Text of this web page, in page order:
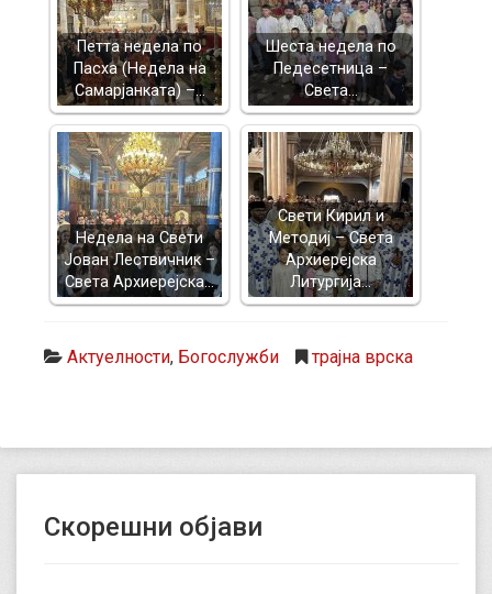
Петта недела по
Пасха (Недела на
Самарјанката) –…
Шеста недела по
Педесетница –
Света…
Недела на Свети
Јован Лествичник –
Света Архиерејска…
Свети Кирил и
Методиј – Света
Архиерејска
Литургија…
Актуелности, Богослужби трајна врска
Скорешни објави